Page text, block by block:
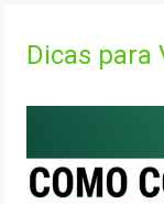
Dicas para